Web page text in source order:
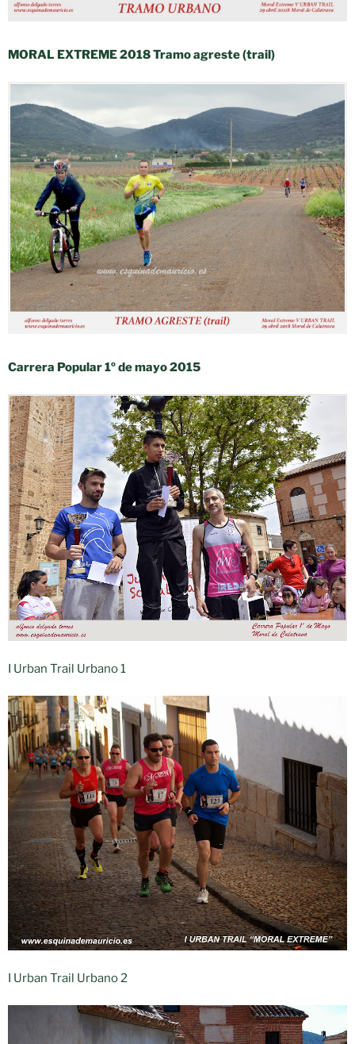
MORAL EXTREME 2018 Tramo agreste (trail)
Carrera Popular 1º de mayo 2015
I Urban Trail Urbano 1
I Urban Trail Urbano 2